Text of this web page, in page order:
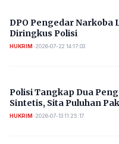
DPO Pengedar Narkoba
Diringkus Polisi
HUKRIM•2026-07-22 14:17:03
Polisi Tangkap Dua
Sintetis, Sita Puluhan
HUKRIM•2026-07-13 11:25:17